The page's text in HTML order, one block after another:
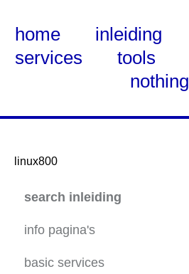
home inleiding
services
tools
nothing
linux800
Main
Content
search inleiding
info pagina's
wadisda
basic services